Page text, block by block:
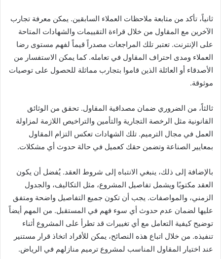
ثانياً، تأكد من متابعة ملاحظات العملاء السابقين. يمكن معرفة تجارب
الآخرين مع المقاول من خلال قراءة التقييمات والشهادات المتاحة
على الإنترنت. تعتبر تلك المراجعات مصدراً قيماً لفهم مستوى رضا
العملاء ومدى احتراف المقاول في تعامله. كما يمكن الاستفسار من
الأصدقاء أو العائلة الذين قاموا بتجارب مماثلة للحصول على توصيات
موثوقة.
ثالثاً، من الضروري ضمان مصداقية المقاول. تحقق من الوثائق
القانونية مثل الرخصة التجارية والتأمين والتراخيص اللازمة لمزاولة
العمل في مجال الترميم. تلك الشهادات تعكس التزام المقاول
بمعايير الصناعة وتضمن حقك كعميل في حالة حدوث أي مشكلات.
بالإضافة إلى ذلك، ينبغي الانتباه إلى شروط العقد. يُفضل أن يكون
العقد مكتوبًا ويشمل تفاصيل المشروع، مثل التكاليف، والجدول
الزمني، والمواصفات. يجب أن تكون جميع التفاصيل واضحة ومتفق
عليها لضمان عدم حدوث أي سوء فهم في المستقبل. من المهم أيضاً
توضيح كيفية التعامل مع أي تغييرات قد تطرأ على المشروع أثناء
تنفيذه. من خلال اتباع هذه النصائح، يمكن للأفراد اتخاذ قرار مستنير
عند اختيار المقاول المناسب لمشروع ترميم منازلهم في الرياض.